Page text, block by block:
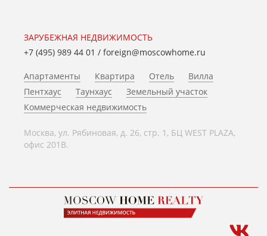
ЗАРУБЕЖНАЯ НЕДВИЖИМОСТЬ
+7 (495) 989 44 01 / foreign@moscowhome.ru
Апартаменты Квартира Отель
Вилла
Пентхаус
Таунхаус
Земельный участок
Коммерческая недвижимость
Москва, ул. Рябиновая, д. 26, стр. 1, БЦ WEST PLAZA,
офис 201В.